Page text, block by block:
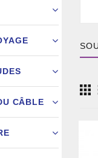
CÂBLE